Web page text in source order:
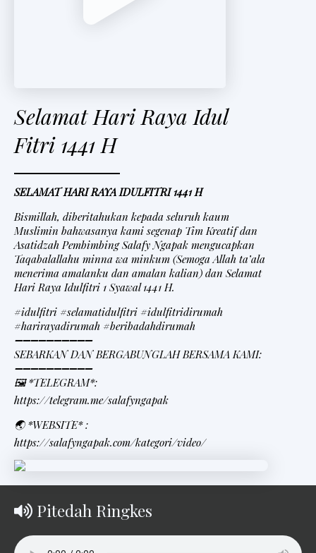
Selamat Hari Raya Idul
Fitri 1441 H
SELAMAT HARI RAYA IDULFITRI 1441 H
Bismillah, diberitahukan kepada seluruh kaum
Muslimin bahwasanya kami segenap Tim Kreatif dan
Asatidzah Pembimbing Salafy Ngapak mengucapkan
Taqabalallahu minna wa minkum (Semoga Allah ta’ala
menerima amalanku dan amalan kalian) dan Selamat
Hari Raya Idulfitri 1 Syawal 1441 H.
#idulfitri #selamatidulfitri #idulfitridirumah
#harirayadirumah #beribadahdirumah
➖➖➖➖➖➖➖➖➖➖
SEBARKAN DAN BERGABUNGLAH BERSAMA KAMI:
➖➖➖➖➖➖➖➖➖➖
🖼 *TELEGRAM*:
https://telegram.me/salafyngapak
🌏 *WEBSITE* :
https://salafyngapak.com/kategori/video/
Pitedah Ringkes